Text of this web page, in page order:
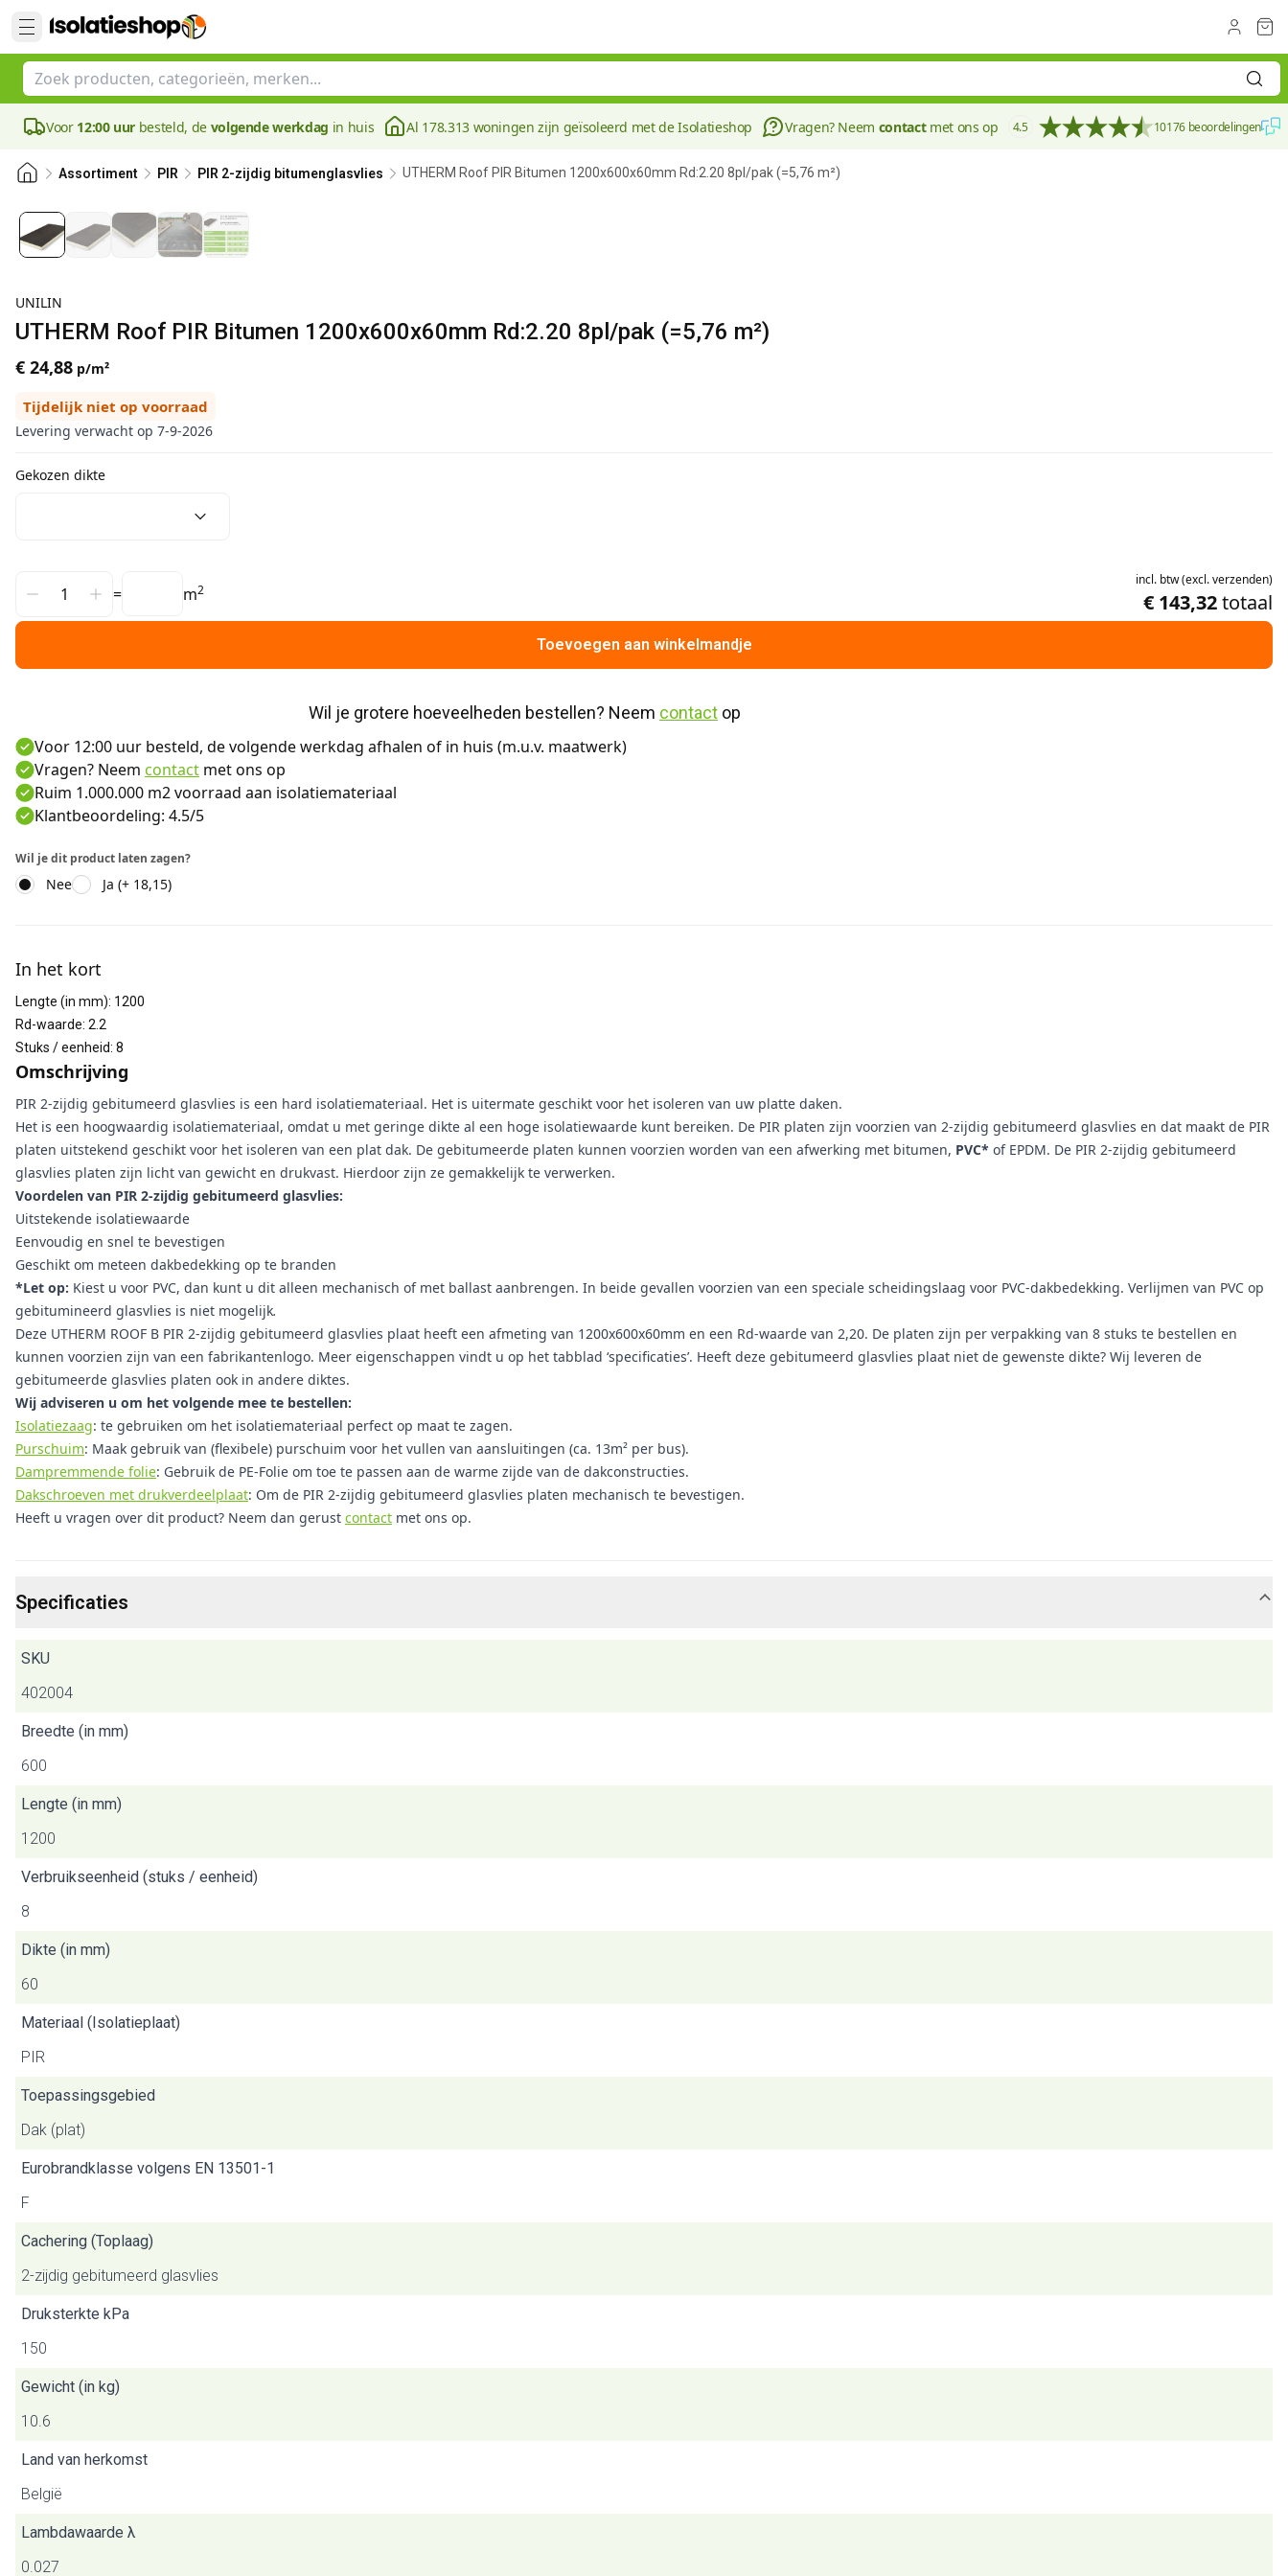
Voor 12:00 uur besteld, de volgende werkdag in huis Al 178.313 woningen zijn geïsoleerd met de Isolatieshop Vragen? Neem contactmet ons op 4.5 10176 beoordelingen
Assortiment PIR PIR 2-zijdig bitumenglasvlies UTHERM Roof PIR Bitumen 1200x600x60mm Rd:2.20 8pl/pak (=5,76 m²)
UNILIN
UTHERM Roof PIR Bitumen 1200x600x60mm Rd:2.20 8pl/pak (=5,76 m²)
€ 24,88 p/m²
Tijdelijk niet op voorraad
Levering verwacht op 7-9-2026
Gekozen dikte
= m2
incl. btw(excl.verzenden)
€ 143,32totaal
Toevoegen aan winkelmandje
Wil je grotere hoeveelheden bestellen? Neem contact op
Voor 12:00 uur besteld, de volgende werkdag afhalen of in huis (m.u.v. maatwerk)
Vragen? Neem contact met ons op
Ruim 1.000.000 m2 voorraad aan isolatiemateriaal
Klantbeoordeling: 4.5/5
Wil je dit product laten zagen?
Nee Ja (+ 18,15)
In het kort
Lengte (in mm): 1200
Rd-waarde: 2.2
Stuks / eenheid: 8
Omschrijving
PIR 2-zijdig gebitumeerd glasvlies is een hard isolatiemateriaal. Het is uitermate geschikt voor het isoleren van uw platte daken.
Het is een hoogwaardig isolatiemateriaal, omdat u met geringe dikte al een hoge isolatiewaarde kunt bereiken. De PIR platen zijn voorzien van 2-zijdig gebitumeerd glasvlies en dat maakt de PIR
platen uitstekend geschikt voor het isoleren van een plat dak. De gebitumeerde platen kunnen voorzien worden van een afwerking met bitumen, PVC* of EPDM. De PIR 2-zijdig gebitumeerd
glasvlies platen zijn licht van gewicht en drukvast. Hierdoor zijn ze gemakkelijk te verwerken.
Voordelen van PIR 2-zijdig gebitumeerd glasvlies:
Uitstekende isolatiewaarde
Eenvoudig en snel te bevestigen
Geschikt om meteen dakbedekking op te branden
*Let op: Kiest u voor PVC, dan kunt u dit alleen mechanisch of met ballast aanbrengen. In beide gevallen voorzien van een speciale scheidingslaag voor PVC-dakbedekking. Verlijmen van PVC op
gebitumineerd glasvlies is niet mogelijk.
Deze UTHERM ROOF B PIR 2-zijdig gebitumeerd glasvlies plaat heeft een afmeting van 1200x600x60mm en een Rd-waarde van 2,20. De platen zijn per verpakking van 8 stuks te bestellen en
kunnen voorzien zijn van een fabrikantenlogo. Meer eigenschappen vindt u op het tabblad ‘specificaties’. Heeft deze gebitumeerd glasvlies plaat niet de gewenste dikte? Wij leveren de
gebitumeerde glasvlies platen ook in andere diktes.
Wij adviseren u om het volgende mee te bestellen:
Isolatiezaag: te gebruiken om het isolatiemateriaal perfect op maat te zagen.
Purschuim: Maak gebruik van (flexibele) purschuim voor het vullen van aansluitingen (ca. 13m² per bus).
Dampremmende folie: Gebruik de PE-Folie om toe te passen aan de warme zijde van de dakconstructies.
Dakschroeven met drukverdeelplaat: Om de PIR 2-zijdig gebitumeerd glasvlies platen mechanisch te bevestigen.
Heeft u vragen over dit product? Neem dan gerust contact met ons op.
Specificaties
SKU
402004
Breedte (in mm)
600
Lengte (in mm)
1200
Verbruikseenheid (stuks / eenheid)
8
Dikte (in mm)
60
Materiaal (Isolatieplaat)
PIR
Toepassingsgebied
Dak (plat)
Eurobrandklasse volgens EN 13501-1
F
Cachering (Toplaag)
2-zijdig gebitumeerd glasvlies
Druksterkte kPa
150
Gewicht (in kg)
10.6
Land van herkomst
België
Lambdawaarde λ
0.027